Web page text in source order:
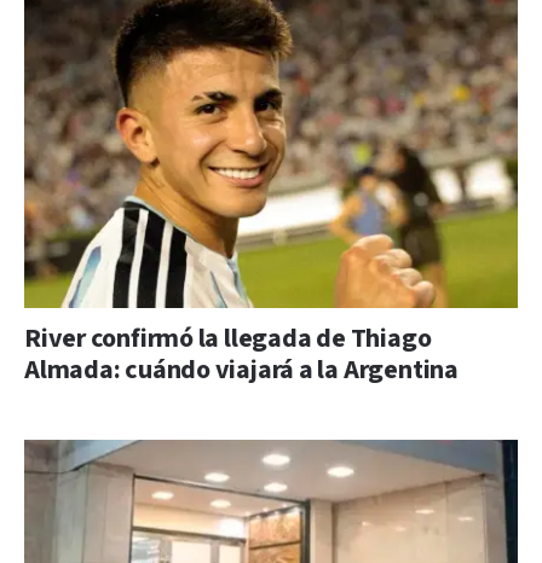
River confirmó la llegada de Thiago
Almada: cuándo viajará a la Argentina